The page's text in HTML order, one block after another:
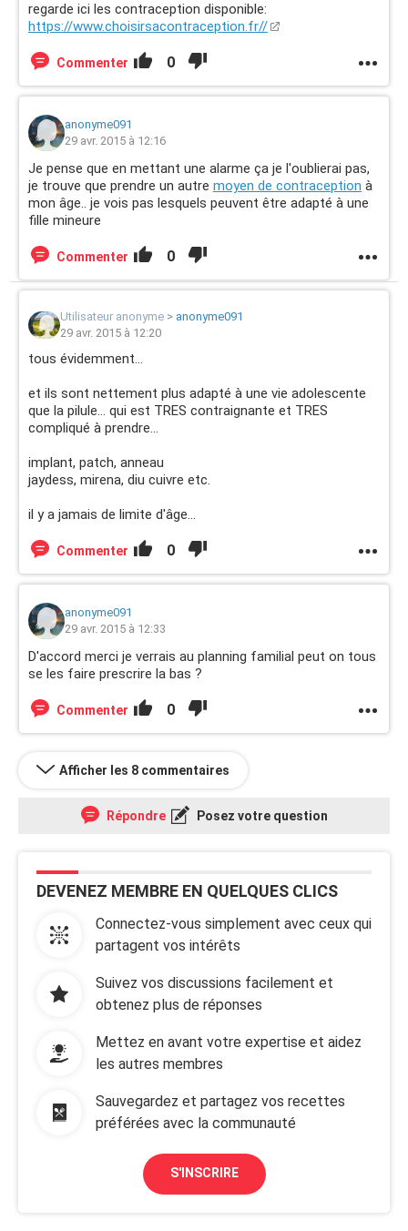
regarde ici les contraception disponible:
https://www.choisirsacontraception.fr//
Commenter 0
anonyme091
29 avr. 2015 à 12:16
Je pense que en mettant une alarme ça je l'oublierai pas,
je trouve que prendre un autre moyen de contraception à
mon âge.. je vois pas lesquels peuvent être adapté à une
fille mineure
Commenter 0
Utilisateur anonyme > anonyme091
29 avr. 2015 à 12:20
tous évidemment...
et ils sont nettement plus adapté à une vie adolescente
que la pilule... qui est TRES contraignante et TRES
compliqué à prendre...
implant, patch, anneau
jaydess, mirena, diu cuivre etc.
il y a jamais de limite d'âge...
Commenter 0
anonyme091
29 avr. 2015 à 12:33
D'accord merci je verrais au planning familial peut on tous
se les faire prescrire la bas ?
Commenter 0
Afficher les 8 commentaires
Répondre Posez votre question
DEVENEZ MEMBRE EN QUELQUES CLICS
Connectez-vous simplement avec ceux qui
partagent vos intérêts
Suivez vos discussions facilement et
obtenez plus de réponses
Mettez en avant votre expertise et aidez
les autres membres
Sauvegardez et partagez vos recettes
préférées avec la communauté
S'INSCRIRE